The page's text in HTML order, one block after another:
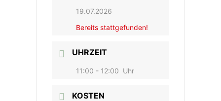
19.07.2026
Bereits stattgefunden!
UHRZEIT
11:00 - 12:00 Uhr
KOSTEN